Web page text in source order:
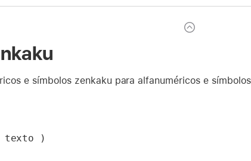
e símbolos zenkaku para alfanuméricos e
( texto )